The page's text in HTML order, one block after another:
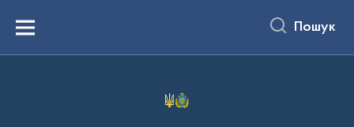
вмістуMenu Пошук